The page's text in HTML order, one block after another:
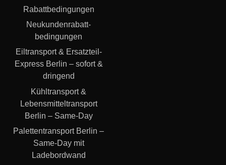
Rabattbedingungen
Neukundenrabatt­
bedingungen
Eiltransport & Ersatzteil-
Express Berlin – sofort &
dringend
Kühltransport &
Lebensmitteltransport
Berlin – Same-Day
Palettentransport Berlin –
Same-Day mit
Ladebordwand